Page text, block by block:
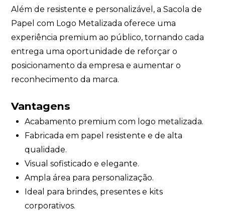
Além de resistente e personalizável, a Sacola de
Papel com Logo Metalizada oferece uma
experiência premium ao público, tornando cada
entrega uma oportunidade de reforçar o
posicionamento da empresa e aumentar o
reconhecimento da marca.
Vantagens
Acabamento premium com logo metalizada.
Fabricada em papel resistente e de alta
qualidade.
Visual sofisticado e elegante.
Ampla área para personalização.
Ideal para brindes, presentes e kits
corporativos.